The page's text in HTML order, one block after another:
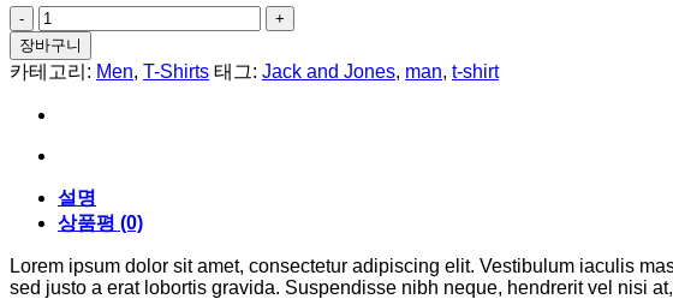
Lawrance
Polo
Tee
Jack
Jones
장바구니
카테고리: Men, T-Shirts 태그: Jack and Jones, man, t-shirt
설명
상품평 (0)
Lorem ipsum dolor sit amet, consectetur adipiscing elit. Vestibulum iaculis
sed justo a erat lobortis gravida. Suspendisse nibh neque, hendrerit vel nisi